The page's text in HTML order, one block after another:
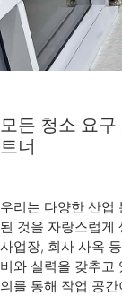
모든 청소 요
트너
우리는 다양한 산업
된 것을 자랑스럽게
사업장, 회사 사옥
비와 실력을 갖추고
의를 통해 작업 공